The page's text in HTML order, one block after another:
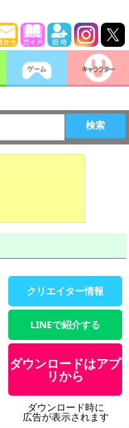
検索
クリエイター情報
LINEで紹介する
ダウンロードはアプ
リから
ダウンロード時に
広告が表示されます